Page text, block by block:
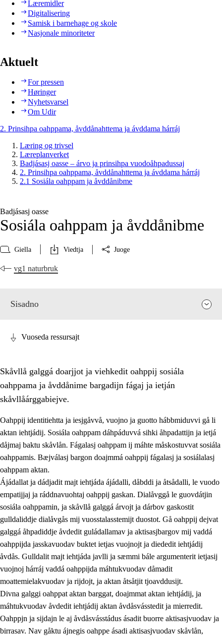
Læremidler
Digitalisering
Samisk i barnehage og skole
Nasjonale minoriteter
Aktuelt
For pressen
Høringer
Nyhetsvarsel
Om Udir
2. Prinsihpa oahppama, åvddånahttema ja ávddama hárráj
Læring og trivsel
Læreplanverket
Badjásasj oasse – árvo ja prinsihpa vuodoåhpadussaj
2. Prinsihpa oahppama, åvddånahttema ja ávddama hárráj
2.1 Sosiála oahppam ja åvddånibme
Badjásasj oasse
Sosiála oahppam ja åvddånibme
Giella Viedtja Juoge
vg1 naturbruk
Sisadno
2. Prinsihpa oahppama, åvddånahttema ja ávddama hárráj
2.1 Sosiála oahppam ja åvddånibme
2.2 Máhtudahka fágáj hárráj
2.3 Vuodulasj tjehpudagá
2.4 Oahppat oahppat
Doaresfágalasj tiemá
Vuoseda ressursajt
Skåvllå galggá doarjjot ja viehkedit oahppij sosiála
oahppama ja åvddånime bargadijn fágaj ja ietján
skåvllåárggabiejve.
Oahppij identitiehtta ja iesjgåvvå, vuojno ja guotto hábbmiduvvi gå li
aktan iehtjádij. Sosiála oahppam dáhpáduvvá sihki åhpadattijn ja ietjá
dåjmaj baktu skåvlån. Fágalasj oahppam ij máhte måskostuvvat sosiála
oahppamis. Bæjválasj bargon doajmmá oahppij fágalasj ja sosiálalasj
oahppam aktan.
Ájádallat ja dádjadit majt iehtjáda ájádalli, dåbddi ja åtsådalli, le vuodo
empatijjaj ja ráddnavuohtaj oahppij gaskan. Dialåvggå le guovdátjin
sosiála oahppamin, ja skåvllå galggá árvojt ja dárbov gaskostit
gulldaliddje dialåvgås mij vuosstalasstemijt duostot. Gå oahppij dejvat
galggá åhpadiddje åvdedit guládallamav ja aktisasjbargov mij vaddá
oahppijda jasskavuodav buktet ietjas vuojnojt ja diededit iehtjádij
åvdås. Gulldalit majt iehtjáda javlli ja sæmmi bále argumenterit ietjasij
vuojnoj hárráj vaddá oahppijda máhtukvuodav dåmadit
moattemielakvuodav ja rijdojt, ja aktan åtsåtjit tjoavddusijt.
Divna galggi oahppat aktan barggat, doajmmat aktan iehtjádij, ja
máhtukvuodav åvdedit iehtjádij aktan åvdåsvásstedit ja mierredit.
Oahppjn ja sijdajn le aj åvdåsvásstádus ásadit buorre aktisasjvuodav ja
birrasav. Nav gåktu ájnegis oahppe ásadi aktisasjvuodav skåvlån,